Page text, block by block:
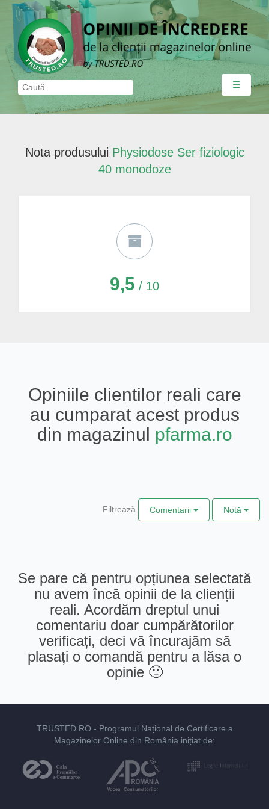
☰
Nota produsului Physiodose Ser fiziologic
40 monodoze
9,5 / 10
Opiniile clientilor reali care
au cumparat acest produs
din magazinul pfarma.ro
Filtrează Comentarii Notă
Se pare că pentru opțiunea selectată
nu avem încă opinii de la clienții
reali. Acordăm dreptul unui
comentariu doar cumpărătorilor
verificați, deci vă încurajăm să
plasați o comandă pentru a lăsa o
opinie 🙂
TRUSTED.RO - Programul Național de Certificare a
Magazinelor Online din România inițiat de: